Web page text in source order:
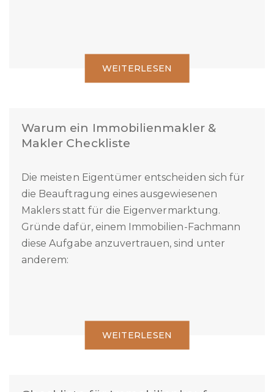
Makler Checkliste
Die meisten Eigentümer entscheiden sich für
die Beauftragung eines ausgewiesenen
Maklers statt für die Eigenvermarktung.
Gründe dafür, einem Immobilien-Fachmann